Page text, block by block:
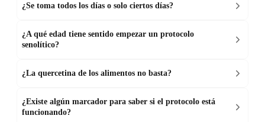
¿Se toma todos los días o solo ciertos días?
¿A qué edad tiene sentido empezar un protocolo
senolítico?
¿La quercetina de los alimentos no basta?
¿Existe algún marcador para saber si el protocolo está
funcionando?